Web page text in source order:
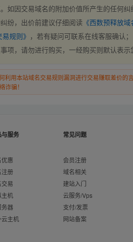
如因交易域名的附加价值所产生的任何
纷，出价前建议仔细阅读 《西数预释放
规则》 ，若有疑问可联系在线客服确认；
项，请勿进行购买，一经购买则默认表
利用本站域名交易规则漏洞进行交易赚取差价的
诈骗！
服务
惠
注册
易
主机
务器
云主机
常见问题
会员注册
域名相关
建站入门
云服务/Vps
支付/发票
网站备案